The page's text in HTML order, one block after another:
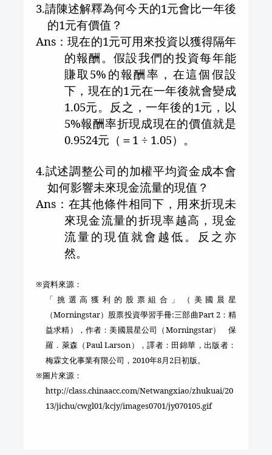
3.請陳述解釋為何今天的1元會比一年後
的1元有價值？
Ans ：現在的1元可用來投資以獲得隔年
的報酬。假設我們的投資每年能
賺取 5% 的報酬率，在這個假設
下，現在的1元在一年後就會變成
1.05元。反之，一年後的1元，以
5%報酬率折現成現在的價值就是
0.9524元（＝ 1 ÷ 1.05）。
4.試述調整公司的加權平均資金成本會
如何影響未來現金流量的現值？
Ans ：在其他條件相同下，用來折現未
來現金流量的折現率越高，現金
流量的現值就會越低。反之亦
然。
※資料來源：
「挑選高獲利的股票組合」（美國晨星
（Morningstar）股票投資學習手冊:三部曲Part 2：精
益求精），作者：美國晨星公司（Morningstar） 保
羅．萊森（Paul Larson），譯者：田錦華，出版者：
梅霖文化事業有限公司， 2010年8月2日初版。
※圖片來源：
http://class.chinaacc.com/Netwangxiao/zhukuai/20
13/jichu/cwgl01/kcjy/images0701/jy070105.gif